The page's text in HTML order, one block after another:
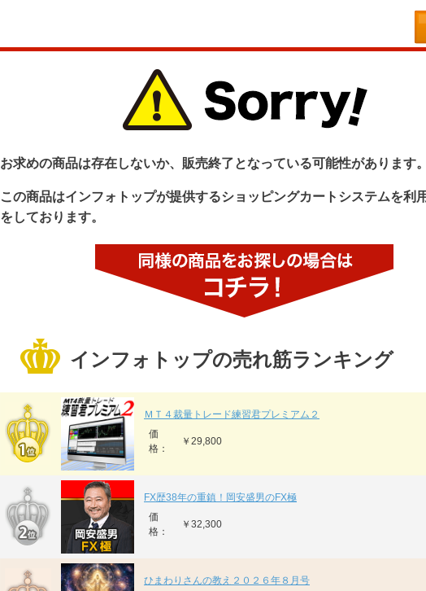
お求めの商品は存在しないか、販売終了となっている可能性があります。
この商品はインフォトップが提供するショッピングカートシステムを利
をしております。
インフォトップの売れ筋ランキング
ＭＴ４裁量トレード練習君プレミアム２
価
格：
￥29,800
FX歴38年の重鎮！岡安盛男のFX極
価
格：
￥32,300
ひまわりさんの教え２０２６年８月号